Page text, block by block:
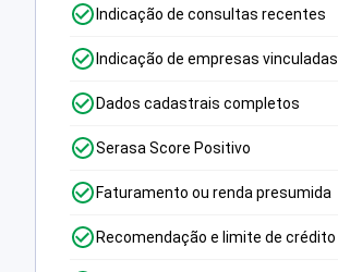
Indicação de consultas recentes
Indicação de empresas vinculadas
Dados cadastrais completos
Serasa Score Positivo
Faturamento ou renda presumida
Recomendação e limite de crédito